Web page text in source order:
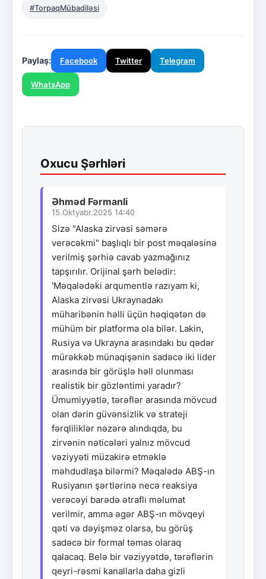
#TorpaqMübadiləsi
Paylaş: Facebook Twitter Telegram
WhatsApp
Oxucu Şərhləri
Əhməd Fərmanli
15.Oktyabr.2025 14:40
Sizə "Alaska zirvəsi səmərə
verəcəkmi" başlıqlı bir post məqaləsinə
verilmiş şərhiə cavab yazmağınız
tapşırılır. Orijinal şərh belədir:
'Məqalədəki arqumentlə razıyam ki,
Alaska zirvəsi Ukraynadakı
müharibənin həlli üçün həqiqətən də
mühüm bir platforma ola bilər. Lakin,
Rusiya və Ukrayna arasındakı bu qədər
mürəkkəb münaqişənin sadəcə iki lider
arasında bir görüşlə həll olunması
realistik bir gözləntimi yaradır?
Ümumiyyətlə, tərəflər arasında mövcud
olan dərin güvənsizlik və strateji
fərqliliklər nəzərə alındıqda, bu
zirvənin nəticələri yalnız mövcud
vəziyyəti müzakirə etməklə
məhdudlaşa bilərmi? Məqalədə ABŞ-ın
Rusiyanın şərtlərinə necə reaksiya
verəcəyi barədə ətraflı məlumat
verilmir, amma əgər ABŞ-ın mövqeyi
qəti və dəyişməz olarsa, bu görüş
sadəcə bir formal təmas olaraq
qalacaq. Belə bir vəziyyətdə, tərəflərin
qeyri-rəsmi kanallarla daha gizli